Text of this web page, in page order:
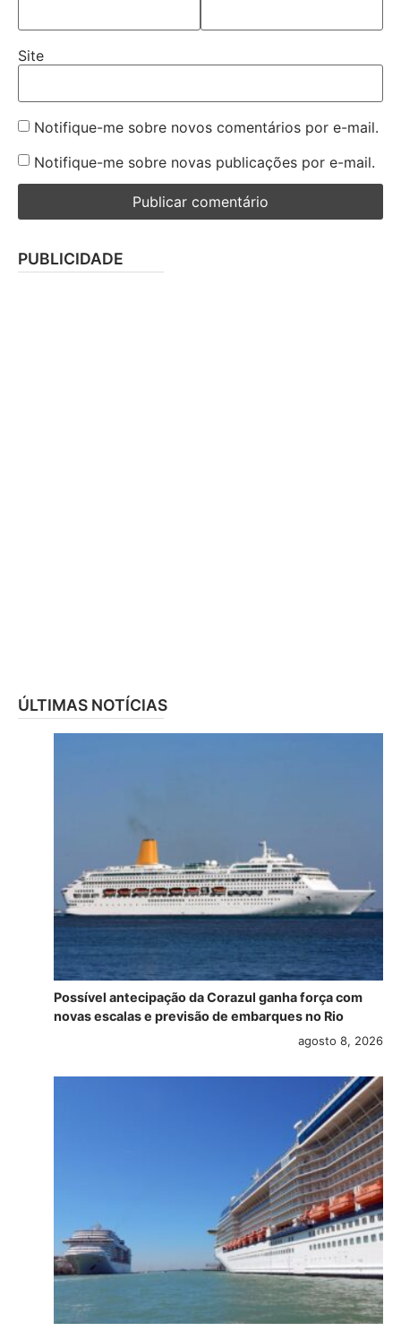
Site
Notifique-me sobre novos comentários por e-mail.
Notifique-me sobre novas publicações por e-mail.
PUBLICIDADE
ÚLTIMAS NOTÍCIAS
Possível antecipação da Corazul ganha força com
novas escalas e previsão de embarques no Rio
agosto 8, 2026